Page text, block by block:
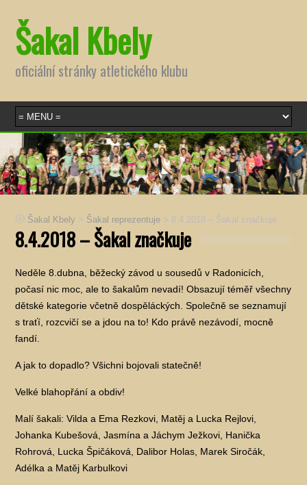
Šakal Kbely
oficiální stránky atletického klubu
Šakal Kbely > Šakal reprezentuje > 8.4.2018 – Šakal značkuje
8.4.2018 – Šakal značkuje
Neděle 8.dubna, běžecký závod u sousedů v Radonicích,
počasí nic moc, ale to šakalům nevadí! Obsazují téměř všechny
dětské kategorie včetně dospěláckých. Společně se seznamují
s traťí, rozcvičí se a jdou na to! Kdo právě nezávodí, mocně
fandí.
A jak to dopadlo? Všichni bojovali statečně!
Velké blahopřání a obdiv!
Malí šakali: Vilda a Ema Rezkovi, Matěj a Lucka Rejlovi,
Johanka Kubešová, Jasmína a Jáchym Ježkovi, Hanička
Rohrová, Lucka Špičáková, Dalibor Holas, Marek Siročák,
Adélka a Matěj Karbulkovi